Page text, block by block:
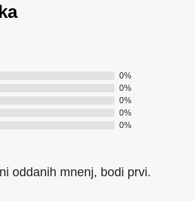
0%
0%
0%
0%
0%
oddanih mnenj, bodi prvi.